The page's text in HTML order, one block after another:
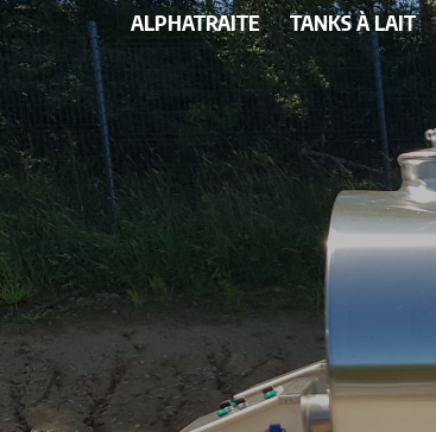
ALPHATRAITE TANKS À LAIT